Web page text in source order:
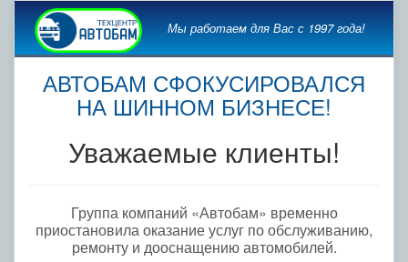
Мы работаем для Вас с 1997 года!
АВТОБАМ СФОКУСИРОВАЛСЯ
НА ШИННОМ БИЗНЕСЕ!
Уважаемые клиенты!
Группа компаний «Автобам» временно
приостановила оказание услуг по обслуживанию,
ремонту и дооснащению автомобилей.